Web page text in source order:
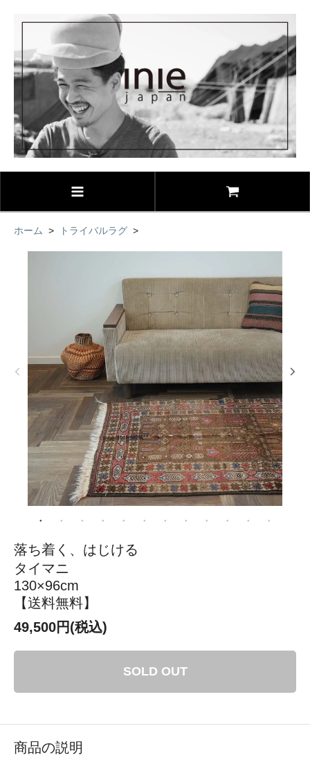
ホーム > トライバルラグ >
落ち着く、はじける
タイマニ
130×96cm
【送料無料】
49,500円(税込)
SOLD OUT
商品の説明